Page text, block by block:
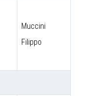
Muccini
Filippo